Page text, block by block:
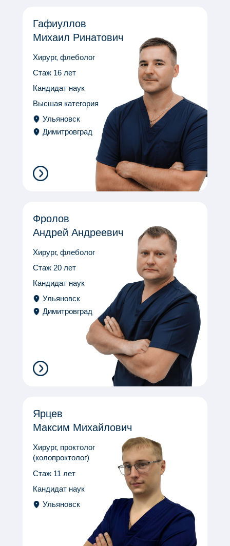
Гафиуллов
Михаил Ринатович
Хирург, флеболог
Стаж 16 лет
Кандидат наук
Высшая категория
Фролов
Андрей Андреевич
Хирург, флеболог
Стаж 20 лет
Кандидат наук
Ульяновск
Димитровград
Ульяновск
Димитровград
Ярцев
Максим Михайлович
Хирург, проктолог
(колопроктолог)
Стаж 11 лет
Кандидат наук
Ульяновск